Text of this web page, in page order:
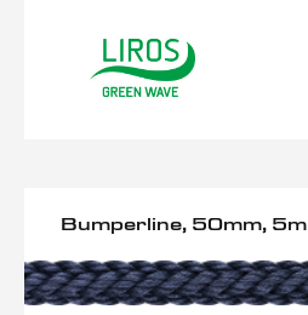
Bumperline, 50mm, 5m